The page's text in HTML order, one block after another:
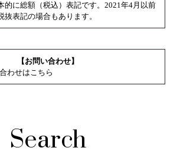
的に総額（税込）表記です。2021年4月以前
表記の場合もあります。
【お問い合わせ】
わせはこちら
Search